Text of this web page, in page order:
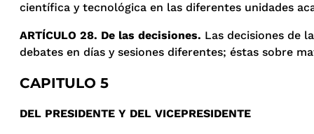
científica y tecnológica en las diferentes unidades
ARTÍCULO 28. De las decisiones. Las decisiones de
debates en días y sesiones diferentes; éstas sobre
CAPITULO 5
DEL PRESIDENTE Y DEL VICEPRESIDENTE